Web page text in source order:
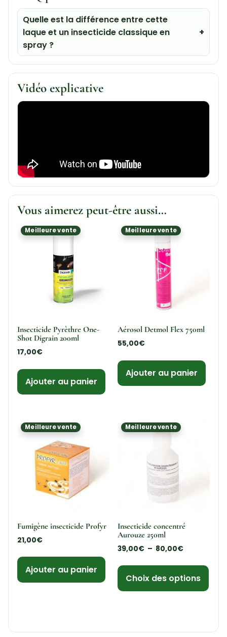
Quelle est la différence entre cette
laque et un insecticide classique en
spray ?
Vidéo explicative
Vous aimerez peut-être aussi…
Meilleure vente
Insecticide Pyrèthre One-
Shot Digrain 200ml
17,00€
Ajouter au panier
Meilleure vente
Aérosol Detmol Flex 750ml
55,00€
Ajouter au panier
Meilleure vente
Fumigène insecticide Profyr
21,00€
Ajouter au panier
Meilleure vente
Insecticide concentré
Aurouze 250ml
39,00€ – 80,00€
Choix des options